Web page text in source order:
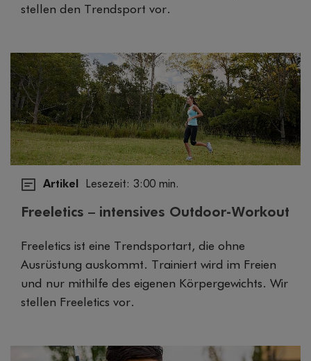
stellen den Trendsport vor.
Artikel Lesezeit: 3:00 min.
Freeletics – intensives Outdoor-Workout
Freeletics ist eine Trendsportart, die ohne
Ausrüstung auskommt. Trainiert wird im Freien
und nur mithilfe des eigenen Körpergewichts. Wir
stellen Freeletics vor.